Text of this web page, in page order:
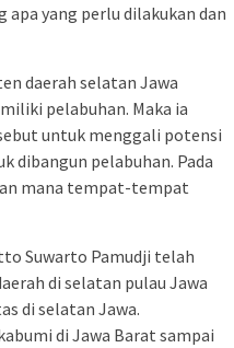
yang perlu dilakukan dan
daerah selatan Jawa
pelabuhan. Maka ia
untuk menggali potensi
dibangun pelabuhan. Pada
mana tempat-tempat
Suwarto Pamudji telah
di selatan pulau Jawa
di selatan Jawa.
di Jawa Barat sampai